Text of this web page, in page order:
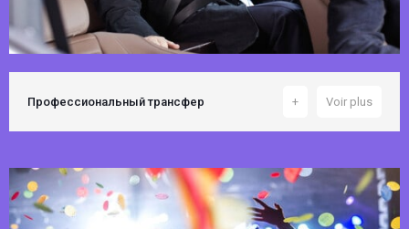
Профессиональный трансфер + Voir plus